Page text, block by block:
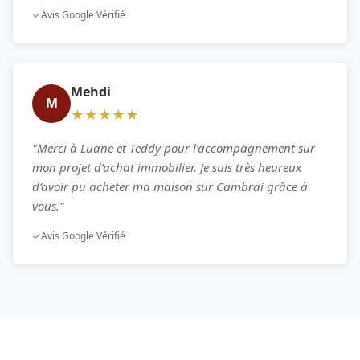
✓Avis Google Vérifié
M
Mehdi
★★★★★
"Merci à Luane et Teddy pour l’accompagnement sur
mon projet d’achat immobilier. Je suis très heureux
d’avoir pu acheter ma maison sur Cambrai grâce à
vous."
✓Avis Google Vérifié